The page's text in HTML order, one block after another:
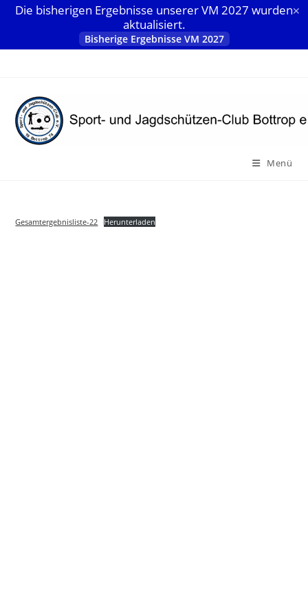
Die bisherigen Ergebnisse unserer VM 2027 wurden
aktualisiert.
Bisherige Ergebnisse VM 2027
✕
Menü
Gesamtergebnisliste-22 Herunterladen